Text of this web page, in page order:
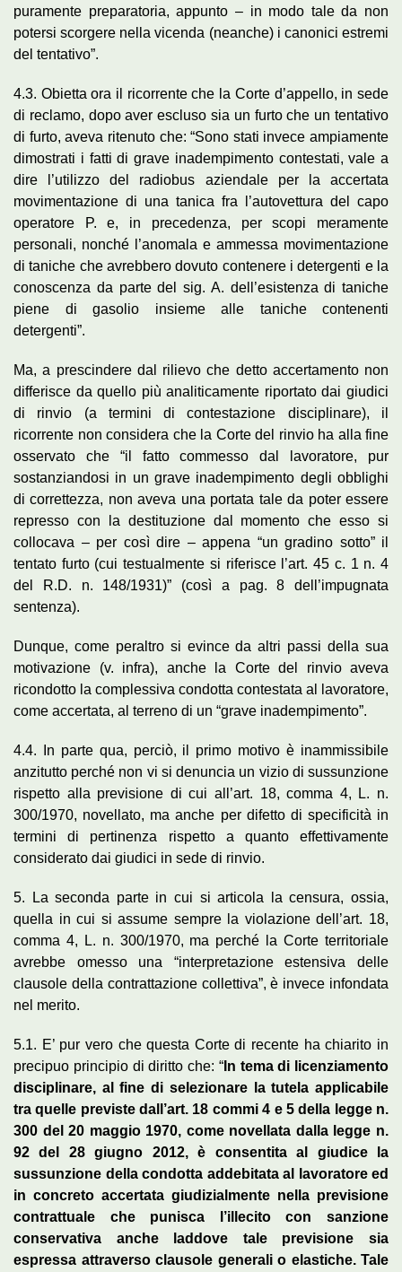
puramente preparatoria, appunto – in modo tale da non
potersi scorgere nella vicenda (neanche) i canonici estremi
del tentativo”.
4.3. Obietta ora il ricorrente che la Corte d’appello, in sede
di reclamo, dopo aver escluso sia un furto che un tentativo
di furto, aveva ritenuto che: “Sono stati invece ampiamente
dimostrati i fatti di grave inadempimento contestati, vale a
dire l’utilizzo del radiobus aziendale per la accertata
movimentazione di una tanica fra l’autovettura del capo
operatore P. e, in precedenza, per scopi meramente
personali, nonché l’anomala e ammessa movimentazione
di taniche che avrebbero dovuto contenere i detergenti e la
conoscenza da parte del sig. A. dell’esistenza di taniche
piene di gasolio insieme alle taniche contenenti
detergenti”.
Ma, a prescindere dal rilievo che detto accertamento non
differisce da quello più analiticamente riportato dai giudici
di rinvio (a termini di contestazione disciplinare), il
ricorrente non considera che la Corte del rinvio ha alla fine
osservato che “il fatto commesso dal lavoratore, pur
sostanziandosi in un grave inadempimento degli obblighi
di correttezza, non aveva una portata tale da poter essere
represso con la destituzione dal momento che esso si
collocava – per così dire – appena “un gradino sotto” il
tentato furto (cui testualmente si riferisce l’art. 45 c. 1 n. 4
del R.D. n. 148/1931)” (così a pag. 8 dell’impugnata
sentenza).
Dunque, come peraltro si evince da altri passi della sua
motivazione (v. infra), anche la Corte del rinvio aveva
ricondotto la complessiva condotta contestata al lavoratore,
come accertata, al terreno di un “grave inadempimento”.
4.4. In parte qua, perciò, il primo motivo è inammissibile
anzitutto perché non vi si denuncia un vizio di sussunzione
rispetto alla previsione di cui all’art. 18, comma 4, L. n.
300/1970, novellato, ma anche per difetto di specificità in
termini di pertinenza rispetto a quanto effettivamente
considerato dai giudici in sede di rinvio.
5. La seconda parte in cui si articola la censura, ossia,
quella in cui si assume sempre la violazione dell’art. 18,
comma 4, L. n. 300/1970, ma perché la Corte territoriale
avrebbe omesso una “interpretazione estensiva delle
clausole della contrattazione collettiva”, è invece infondata
nel merito.
5.1. E’ pur vero che questa Corte di recente ha chiarito in
precipuo principio di diritto che: “In tema di licenziamento
disciplinare, al fine di selezionare la tutela applicabile
tra quelle previste dall’art. 18 commi 4 e 5 della legge n.
300 del 20 maggio 1970, come novellata dalla legge n.
92 del 28 giugno 2012, è consentita al giudice la
sussunzione della condotta addebitata al lavoratore ed
in concreto accertata giudizialmente nella previsione
contrattuale che punisca l’illecito con sanzione
conservativa anche laddove tale previsione sia
espressa attraverso clausole generali o elastiche. Tale